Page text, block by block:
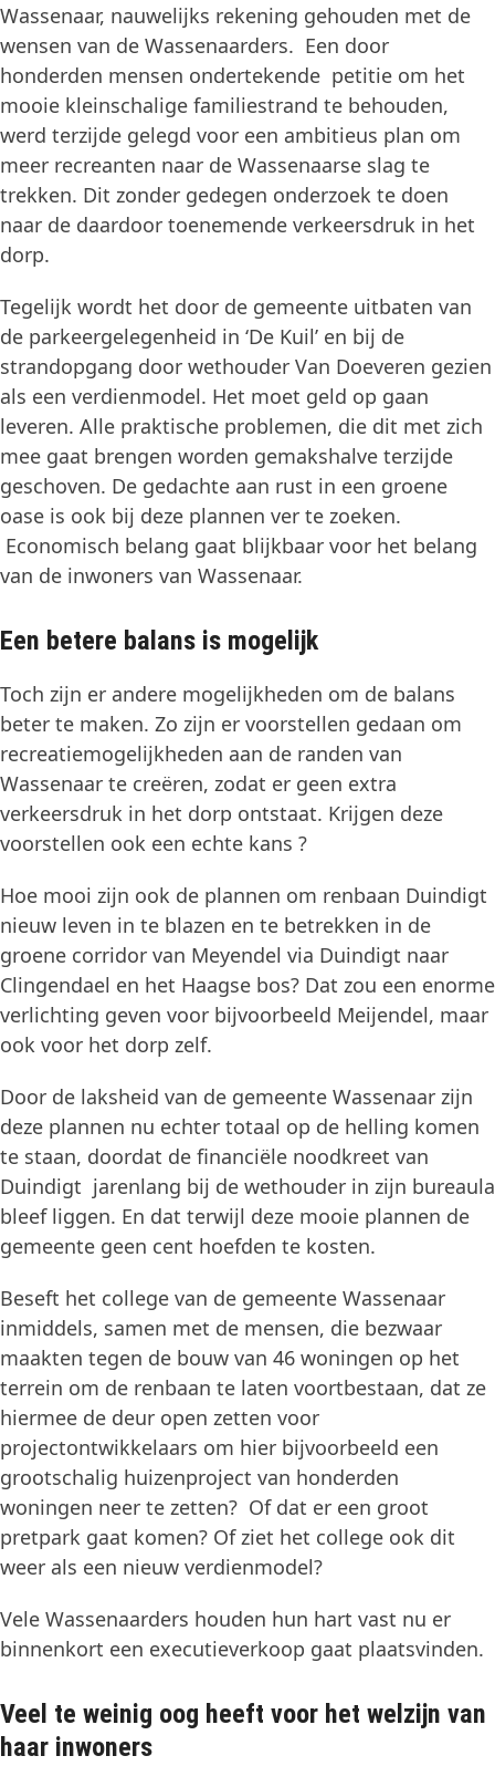
Wassenaar, nauwelijks rekening gehouden met de
wensen van de Wassenaarders. Een door
honderden mensen ondertekende petitie om het
mooie kleinschalige familiestrand te behouden,
werd terzijde gelegd voor een ambitieus plan om
meer recreanten naar de Wassenaarse slag te
trekken. Dit zonder gedegen onderzoek te doen
naar de daardoor toenemende verkeersdruk in het
dorp.
Tegelijk wordt het door de gemeente uitbaten van
de parkeergelegenheid in ‘De Kuil’ en bij de
strandopgang door wethouder Van Doeveren gezien
als een verdienmodel. Het moet geld op gaan
leveren. Alle praktische problemen, die dit met zich
mee gaat brengen worden gemakshalve terzijde
geschoven. De gedachte aan rust in een groene
oase is ook bij deze plannen ver te zoeken.
Economisch belang gaat blijkbaar voor het belang
van de inwoners van Wassenaar.
Een betere balans is mogelijk
Toch zijn er andere mogelijkheden om de balans
beter te maken. Zo zijn er voorstellen gedaan om
recreatiemogelijkheden aan de randen van
Wassenaar te creëren, zodat er geen extra
verkeersdruk in het dorp ontstaat. Krijgen deze
voorstellen ook een echte kans ?
Hoe mooi zijn ook de plannen om renbaan Duindigt
nieuw leven in te blazen en te betrekken in de
groene corridor van Meyendel via Duindigt naar
Clingendael en het Haagse bos? Dat zou een enorme
verlichting geven voor bijvoorbeeld Meijendel, maar
ook voor het dorp zelf.
Door de laksheid van de gemeente Wassenaar zijn
deze plannen nu echter totaal op de helling komen
te staan, doordat de financiële noodkreet van
Duindigt jarenlang bij de wethouder in zijn bureaula
bleef liggen. En dat terwijl deze mooie plannen de
gemeente geen cent hoefden te kosten.
Beseft het college van de gemeente Wassenaar
inmiddels, samen met de mensen, die bezwaar
maakten tegen de bouw van 46 woningen op het
terrein om de renbaan te laten voortbestaan, dat ze
hiermee de deur open zetten voor
projectontwikkelaars om hier bijvoorbeeld een
grootschalig huizenproject van honderden
woningen neer te zetten? Of dat er een groot
pretpark gaat komen? Of ziet het college ook dit
weer als een nieuw verdienmodel?
Vele Wassenaarders houden hun hart vast nu er
binnenkort een executieverkoop gaat plaatsvinden.
Veel te weinig oog heeft voor het welzijn van
haar inwoners